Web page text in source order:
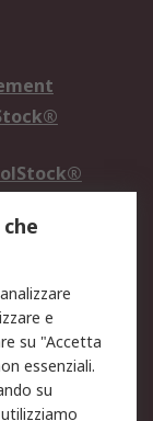
Privacy -
generali di
e
su "Accetta
essenziali.
su